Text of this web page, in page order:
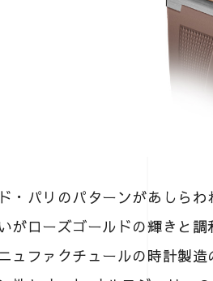
・パリのパターンがあしら
がローズゴールドの輝きと
ュファクチュールの時計製